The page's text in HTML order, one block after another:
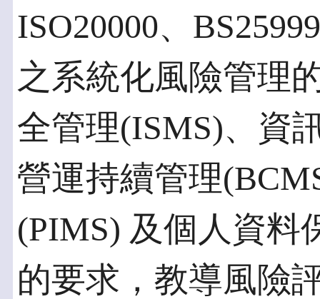
ISO20000、
之系統化風險管理
全管理(ISMS)、資
營運持續管理
(PIMS) 及個人資料
的要求，教導風險